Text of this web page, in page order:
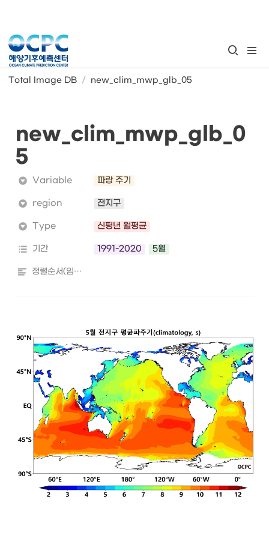
Total Image DB / new_clim_mwp_glb_05
new_clim_mwp_glb_0
5
Variable 파랑 주기
region 전지구
Type 신평년 월평균
기간 1991-2020 5월
정렬순서(임의)